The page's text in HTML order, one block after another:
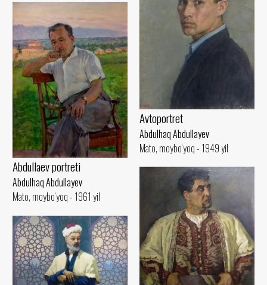
Avtoportret
Abdulhaq Abdullayev
Mato, moybo‘yoq - 1949 yil
Abdullaev portreti
Abdulhaq Abdullayev
Mato, moybo‘yoq - 1961 yil